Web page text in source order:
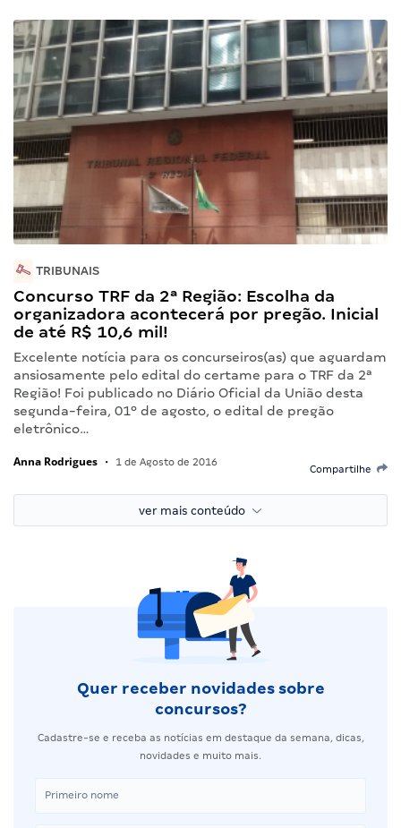
TRIBUNAIS
Concurso TRF da 2ª Região: Escolha da
organizadora acontecerá por pregão. Inicial
de até R$ 10,6 mil!
Excelente notícia para os concurseiros(as) que aguardam
ansiosamente pelo edital do certame para o TRF da 2ª
Região! Foi publicado no Diário Oficial da União desta
segunda-feira, 01º de agosto, o edital de pregão
eletrônico…
Anna Rodrigues • 1 de Agosto de 2016
Compartilhe
ver mais conteúdo
Quer receber novidades sobre
concursos?
Cadastre-se e receba as notícias em destaque da semana, dicas,
novidades e muito mais.